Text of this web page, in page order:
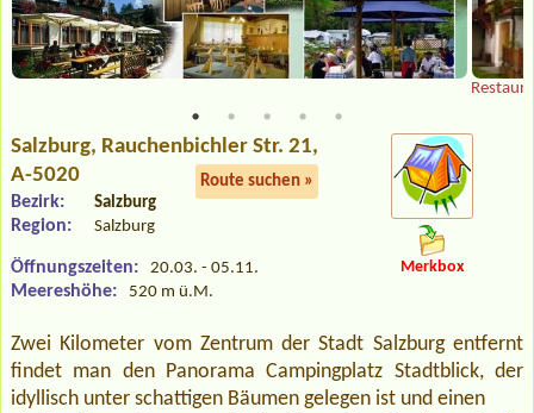
Salzburg, Rauchenbichler Str. 21,
A-5020
Route suchen »
Bezirk: Salzburg
Region: Salzburg
Öffnungszeiten: 20.03. - 05.11.
Meereshöhe: 520 m ü.M.
Merkbox
Zwei Kilometer vom Zentrum der Stadt Salzburg entfernt
findet man den Panorama Campingplatz Stadtblick, der
idyllisch unter schattigen Bäumen gelegen ist und einen